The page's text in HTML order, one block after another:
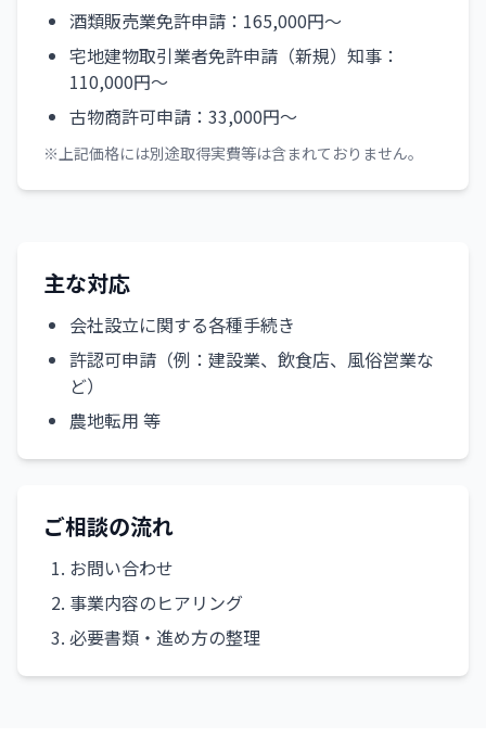
酒類販売業免許申請：165,000円～
宅地建物取引業者免許申請（新規）知事：
110,000円～
古物商許可申請：33,000円～
※上記価格には別途取得実費等は含まれておりません。
主な対応
会社設立に関する各種手続き
許認可申請（例：建設業、飲食店、風俗営業な
ど）
農地転用 等
ご相談の流れ
お問い合わせ
事業内容のヒアリング
必要書類・進め方の整理